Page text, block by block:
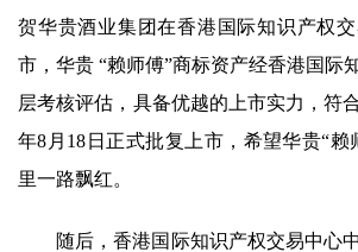
贺华贵酒业集团在香港国际知识产权
市，华贵 “赖师傅”商标资产经香港国际
层考核评估，具备优越的上市实力，符
年8月18日正式批复上市，希望华贵“赖
里一路飘红。
随后，香港国际知识产权交易中心